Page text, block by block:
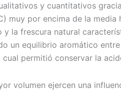
y cuantitativos
por encima de la
la frescura natural
un equilibrio aromático
permitió conservar la
volumen ejercen una